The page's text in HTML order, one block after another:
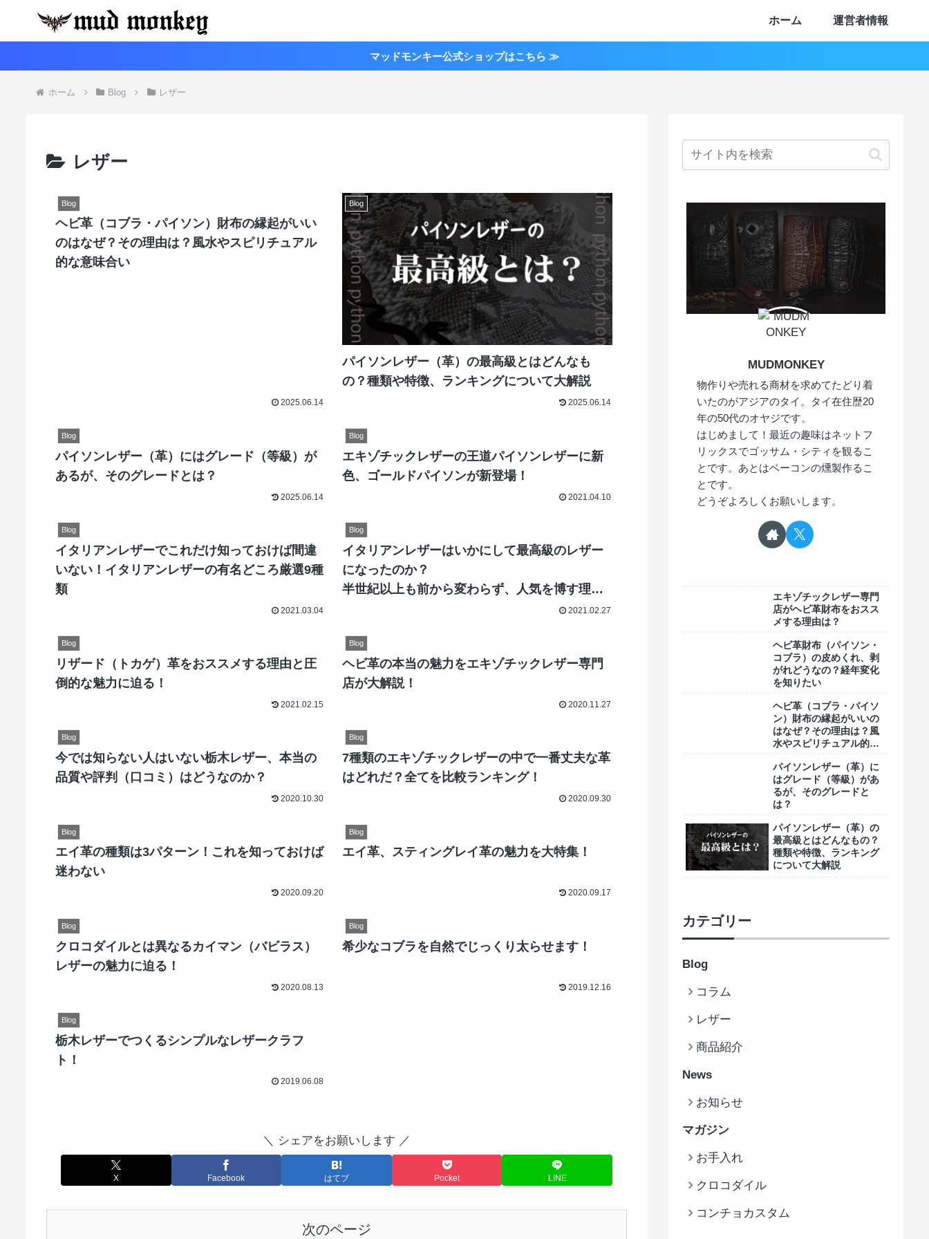
ホーム 運営者情報
マッドモンキー公式ショップはこちら ≫
ホーム Blog レザー
レザー
Blog
ヘビ革（コブラ・パイソン）財布の縁起がいい
のはなぜ？その理由は？風水やスピリチュアル
的な意味合い
2025.06.14
Blog
パイソンレザー（革）の最高級とはどんなも
の？種類や特徴、ランキングについて大解説
2025.06.14
Blog
パイソンレザー（革）にはグレード（等級）が
あるが、そのグレードとは？
2025.06.14
Blog
エキゾチックレザーの王道パイソンレザーに新
色、ゴールドパイソンが新登場！
2021.04.10
Blog
イタリアンレザーでこれだけ知っておけば間違
いない！イタリアンレザーの有名どころ厳選9種
類
2021.03.04
Blog
イタリアンレザーはいかにして最高級のレザー
になったのか？
半世紀以上も前から変わらず、人気を博す理由
2021.02.27
Blog
リザード（トカゲ）革をおススメする理由と圧
倒的な魅力に迫る！
2021.02.15
Blog
ヘビ革の本当の魅力をエキゾチックレザー専門
店が大解説！
2020.11.27
Blog
今では知らない人はいない栃木レザー、本当の
品質や評判（口コミ）はどうなのか？
2020.10.30
Blog
7種類のエキゾチックレザーの中で一番丈夫な革
はどれだ？全てを比較ランキング！
2020.09.30
Blog
エイ革の種類は3パターン！これを知っておけば
迷わない
2020.09.20
Blog
エイ革、スティングレイ革の魅力を大特集！
2020.09.17
Blog
クロコダイルとは異なるカイマン（バビラス）
レザーの魅力に迫る！
2020.08.13
Blog
希少なコブラを自然でじっくり太らせます！
2019.12.16
Blog
栃木レザーでつくるシンプルなレザークラフ
ト！
2019.06.08
＼ シェアをお願いします ／
X Facebook はてブ Pocket LINE
次のページ
MUDMONKEY
物作りや売れる商材を求めてたどり着
いたのがアジアのタイ。タイ在住歴20
年の50代のオヤジです。
はじめまして！最近の趣味はネットフ
リックスでゴッサム・シティを観るこ
とです。あとはベーコンの燻製作るこ
とです。
どうぞよろしくお願いします。
エキゾチックレザー専門
店がヘビ革財布をおスス
メする理由は？
ヘビ革財布（パイソン・
コブラ）の皮めくれ、剥
がれどうなの？経年変化
を知りたい
ヘビ革（コブラ・パイソ
ン）財布の縁起がいいの
はなぜ？その理由は？風
水やスピリチュアル的な
パイソンレザー（革）に
はグレード（等級）があ
るが、そのグレードと
は？
パイソンレザー（革）の
最高級とはどんなもの？
種類や特徴、ランキング
について大解説
カテゴリー
Blog
コラム
レザー
商品紹介
News
お知らせ
マガジン
お手入れ
クロコダイル
コンチョカスタム